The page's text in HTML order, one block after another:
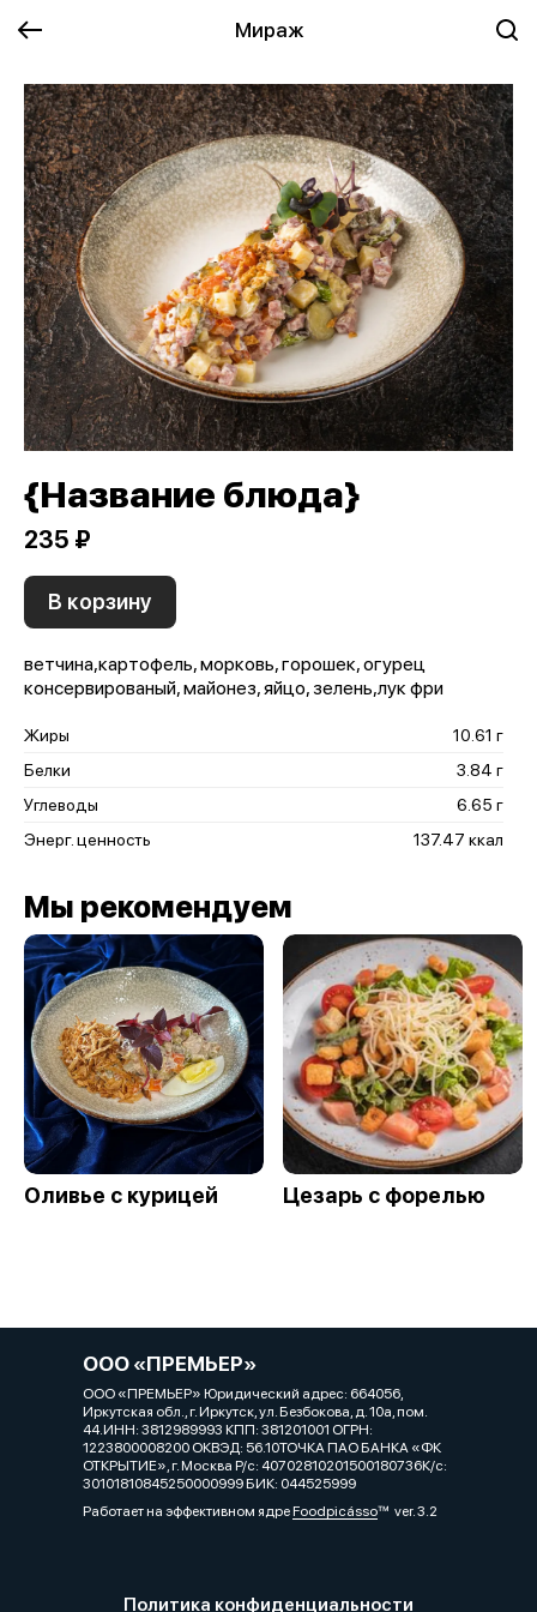
Мираж
{Название блюда}
235 ₽
В корзину
ветчина,картофель, морковь, горошек, огурец
консервированый, майонез, яйцо, зелень,лук фри
Жиры
10.61 г
Белки
3.84 г
Углеводы
6.65 г
Энерг. ценность
137.47 ккал
Мы рекомендуем
Оливье с курицей Цезарь с форелью
ООО «ПРЕМЬЕР»
ООО «ПРЕМЬЕР» Юридический адрес: 664056,
Иркутская обл., г. Иркутск, ул. Безбокова, д. 10а, пом.
44.ИНН: 3812989993 КПП: 381201001 ОГРН:
1223800008200 ОКВЭД: 56.10ТОЧКА ПАО БАНКА «ФК
ОТКРЫТИЕ», г. Москва Р/с: 40702810201500180736К/с:
30101810845250000999 БИК: 044525999
Работает на эффективном ядреFoodpicássover. 3.2
Политика конфиденциальности